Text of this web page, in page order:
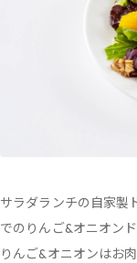
サラダランチの自家製
でのりんご&オニオン
りんご&オニオンはお